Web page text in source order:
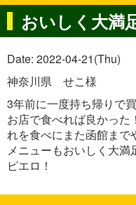
おいしく大満
Date: 2022-04-21(Thu)
神奈川県 せこ様
3年前に一度持ち帰りで
お店で食べれば良かった
れを食べにまた函館まで
メニューもおいしく大
ピエロ！